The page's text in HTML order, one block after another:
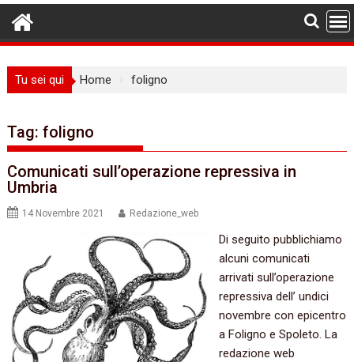
Tu sei qui Home foligno
Tag:foligno
Comunicati sull’operazione repressiva in
Umbria
14 Novembre 2021 Redazione_web
Di seguito pubblichiamo
alcuni comunicati
arrivati sull’operazione
repressiva dell’ undici
novembre con epicentro
a Foligno e Spoleto. La
redazione web